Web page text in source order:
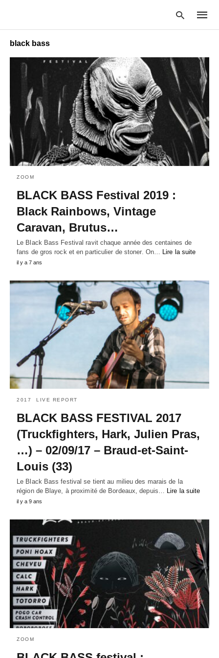
Type
your
search
query
and
hit
enter:
black bass
ZOOM
BLACK BASS Festival 2019 :
Black Rainbows, Vintage
Caravan, Brutus…
Le Black Bass Festival ravit chaque année des centaines de
fans de gros rock et en particulier de stoner. On… Lire la suite
il y a 7 ans
2017 LIVE REPORT
BLACK BASS FESTIVAL 2017
(Truckfighters, Hark, Julien Pras,
…) – 02/09/17 – Braud-et-Saint-
Louis (33)
Le Black Bass festival se tient au milieu des marais de la
région de Blaye, à proximité de Bordeaux, depuis… Lire la suite
il y a 9 ans
ZOOM